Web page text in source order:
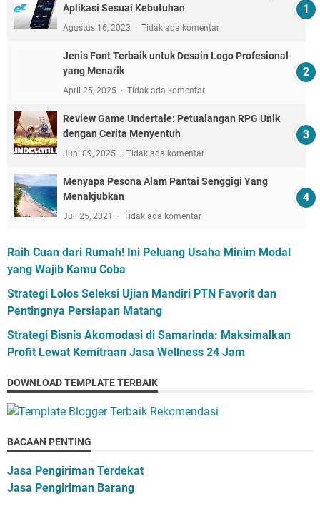
Aplikasi Sesuai Kebutuhan
Agustus 16, 2023 Tidak ada komentar
Jenis Font Terbaik untuk Desain Logo Profesional
yang Menarik
April 25, 2025 Tidak ada komentar
Review Game Undertale: Petualangan RPG Unik
dengan Cerita Menyentuh
Juni 09, 2025 Tidak ada komentar
Menyapa Pesona Alam Pantai Senggigi Yang
Menakjubkan
Juli 25, 2021 Tidak ada komentar
Raih Cuan dari Rumah! Ini Peluang Usaha Minim Modal
yang Wajib Kamu Coba
Strategi Lolos Seleksi Ujian Mandiri PTN Favorit dan
Pentingnya Persiapan Matang
Strategi Bisnis Akomodasi di Samarinda: Maksimalkan
Profit Lewat Kemitraan Jasa Wellness 24 Jam
DOWNLOAD TEMPLATE TERBAIK
BACAAN PENTING
Jasa Pengiriman Terdekat
Jasa Pengiriman Barang